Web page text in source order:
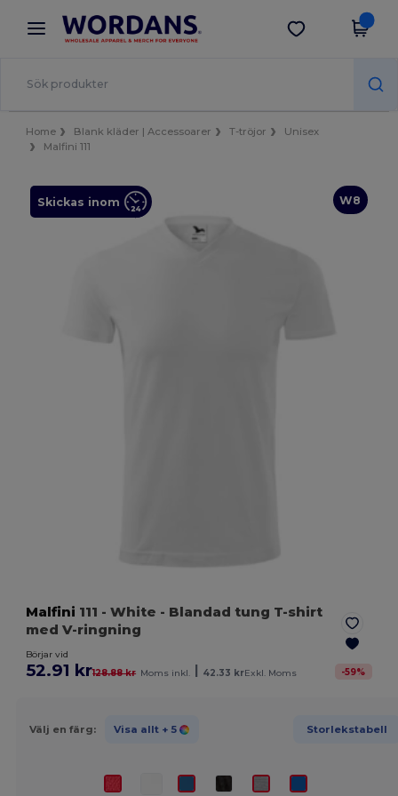
× Wordans-app
Bättre priser i appen!
Hämta app
Home Blank kläder | Accessoarer T-tröjor
Unisex
Malfini 111
W8
Skickas inom
Malfini 111 - White - Blandad tung T-shirt
med V-ringning
Börjar vid
52.91 kr128.88 kr Moms inkl. 42.33 krExkl. Moms -59%
Välj en färg: Visa allt + 5 Storlekstabell